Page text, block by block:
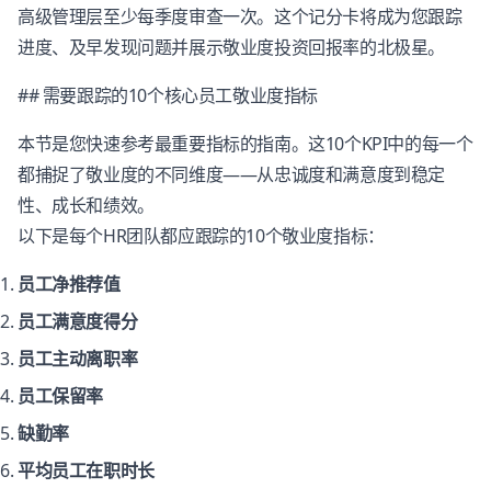
高级管理层至少每季度审查一次。这个记分卡将成为您跟踪
进度、及早发现问题并展示敬业度投资回报率的北极星。
## 需要跟踪的10个核心员工敬业度指标
本节是您快速参考最重要指标的指南。这10个KPI中的每一个
都捕捉了敬业度的不同维度——从忠诚度和满意度到稳定
性、成长和绩效。
以下是每个HR团队都应跟踪的10个敬业度指标：
员工净推荐值
员工满意度得分
员工主动离职率
员工保留率
缺勤率
平均员工在职时长